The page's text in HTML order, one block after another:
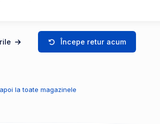
Începe retur acum
la toate magazinele